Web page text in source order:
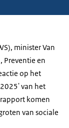
minister Van
Preventie en
op het
van het
rapport komen
van sociale